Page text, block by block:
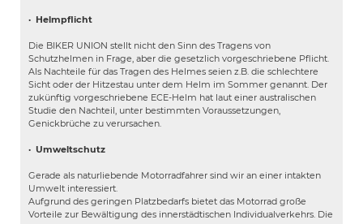
· Helmpflicht
Die BIKER UNION stellt nicht den Sinn des Tragens von
Schutzhelmen in Frage, aber die gesetzlich vorgeschriebene Pflicht.
Als Nachteile für das Tragen des Helmes seien z.B. die schlechtere
Sicht oder der Hitzestau unter dem Helm im Sommer genannt. Der
zukünftig vorgeschriebene ECE-Helm hat laut einer australischen
Studie den Nachteil, unter bestimmten Voraussetzungen,
Genickbrüche zu verursachen.
· Umweltschutz
Gerade als naturliebende Motorradfahrer sind wir an einer intakten
Umwelt interessiert.
Aufgrund des geringen Platzbedarfs bietet das Motorrad große
Vorteile zur Bewältigung des innerstädtischen Individualverkehrs. Die